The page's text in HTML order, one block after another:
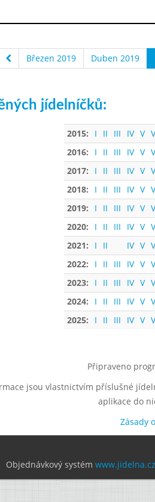
Březen 2019 Duben 2019
jídelníčků:
2015: I II III IV V
2016:
I II III IV V
2017:
I II III IV V
2018:
I II III IV V
2019:
I II III IV V
2020:
I II III IV V
2021:
I II IV V
2022:
I II III IV V
2023:
I II III IV V
2024:
I II III IV V
2025:
I II III IV V
Připraveno
jsou vlastnictvím příslušné
aplikace do
Zásady
Objednávkový systém www.jidelna.cz